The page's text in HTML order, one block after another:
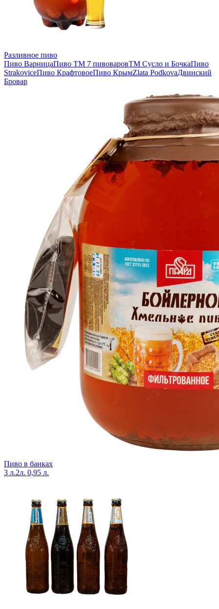
Разливное пиво
Пиво ВарницаПиво ТМ 7 пивоваровТМ Сусло и БочкаПиво
StrakoviceПиво КрафтовоеПиво КрымZlata PodkovaДвинский
Бровар
Пиво в банках
3 л.2л. 0,95 л.